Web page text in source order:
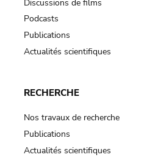
Discussions de films
Podcasts
Publications
Actualités scientifiques
RECHERCHE
Nos travaux de recherche
Publications
Actualités scientifiques